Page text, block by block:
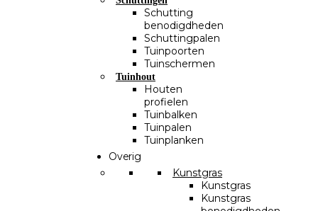
Schutting
benodigdheden
Schuttingpalen
Tuinpoorten
Tuinschermen
Tuinhout
Houten
profielen
Tuinbalken
Tuinpalen
Tuinplanken
Overig
Kunstgras
Kunstgras
Kunstgras